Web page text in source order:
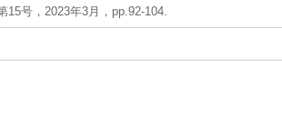
15号，2023年3月，pp.92-104.